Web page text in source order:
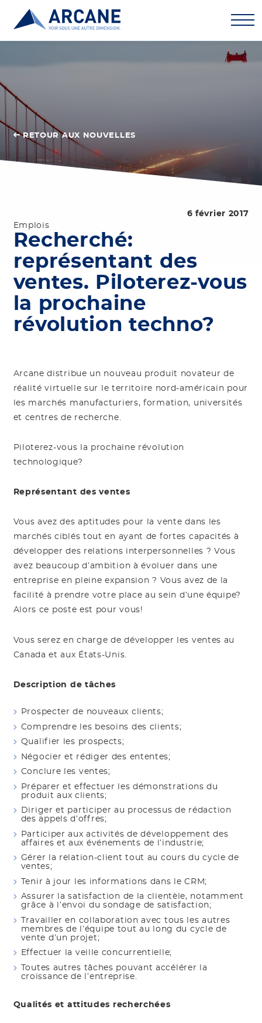
RETOUR AUX NOUVELLES
6 février 2017
Emplois
Recherché:
représentant des
ventes. Piloterez-vous
la prochaine
révolution techno?
Arcane distribue un nouveau produit novateur de
réalité virtuelle sur le territoire nord-américain pour
les marchés manufacturiers, formation, universités
et centres de recherche.
Piloterez-vous la prochaine révolution
technologique?
Représentant des ventes
Vous avez des aptitudes pour la vente dans les
marchés ciblés tout en ayant de fortes capacités à
développer des relations interpersonnelles ? Vous
avez beaucoup d’ambition à évoluer dans une
entreprise en pleine expansion ? Vous avez de la
facilité à prendre votre place au sein d’une équipe?
Alors ce poste est pour vous!
Vous serez en charge de développer les ventes au
Canada et aux États-Unis.
Description de tâches
Prospecter de nouveaux clients;
Comprendre les besoins des clients;
Qualifier les prospects;
Négocier et rédiger des ententes;
Conclure les ventes;
Préparer et effectuer les démonstrations du
produit aux clients;
Diriger et participer au processus de rédaction
des appels d’offres;
Participer aux activités de développement des
affaires et aux événements de l’industrie;
Gérer la relation-client tout au cours du cycle de
ventes;
Tenir à jour les informations dans le CRM;
Assurer la satisfaction de la clientèle, notamment
grâce à l’envoi du sondage de satisfaction;
Travailler en collaboration avec tous les autres
membres de l’équipe tout au long du cycle de
vente d’un projet;
Effectuer la veille concurrentielle;
Toutes autres tâches pouvant accélérer la
croissance de l’entreprise.
Qualités et attitudes recherchées